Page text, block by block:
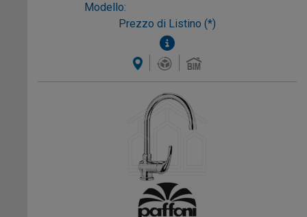
Modello:
Prezzo di Listino (*)